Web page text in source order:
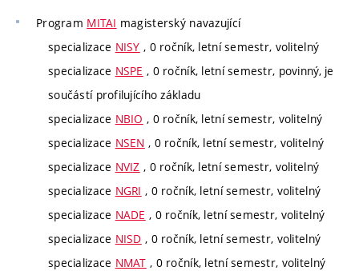
Program MITAI magisterský navazující
specializace NISY , 0 ročník, letní semestr, volitelný
specializace NSPE , 0 ročník, letní semestr, povinný, je
součástí profilujícího základu
specializace NBIO , 0 ročník, letní semestr, volitelný
specializace NSEN , 0 ročník, letní semestr, volitelný
specializace NVIZ , 0 ročník, letní semestr, volitelný
specializace NGRI , 0 ročník, letní semestr, volitelný
specializace NADE , 0 ročník, letní semestr, volitelný
specializace NISD , 0 ročník, letní semestr, volitelný
specializace NMAT , 0 ročník, letní semestr, volitelný